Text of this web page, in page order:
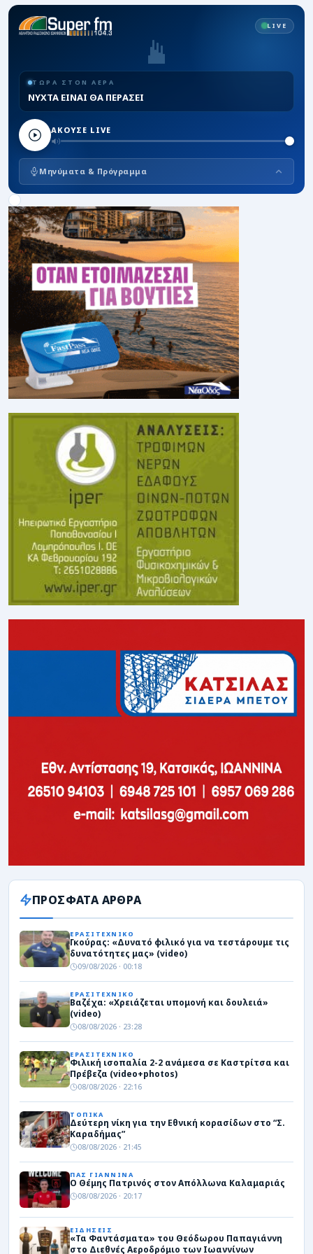
LIVE
ΤΩΡΑ ΣΤΟΝ ΑΕΡΑ
ΝΥΧΤΑ ΕΙΝΑΙ ΘΑ ΠΕΡΑΣΕΙ
ΑΚΟΥΣΕ LIVE
Μηνύματα & Πρόγραμμα
ΠΡΟΣΦΑΤΑ ΑΡΘΡΑ
ΕΡΑΣΙΤΕΧΝΙΚΟ
Γκούρας: «Δυνατό φιλικό για να τεστάρουμε τις
δυνατότητες μας» (video)
09/08/2026 · 00:18
ΕΡΑΣΙΤΕΧΝΙΚΟ
Βαζέχα: «Χρειάζεται υπομονή και δουλειά»
(video)
08/08/2026 · 23:28
ΕΡΑΣΙΤΕΧΝΙΚΟ
Φιλική ισοπαλία 2-2 ανάμεσα σε Καστρίτσα και
Πρέβεζα (video+photos)
08/08/2026 · 22:16
ΤΟΠΙΚΑ
Δεύτερη νίκη για την Εθνική κορασίδων στο “Σ.
Καραδήμας”
08/08/2026 · 21:45
ΠΑΣ ΓΙΑΝΝΙΝΑ
Ο Θέμης Πατρινός στον Απόλλωνα Καλαμαριάς
08/08/2026 · 20:17
ΕΙΔΗΣΕΙΣ
«Τα Φαντάσματα» του Θεόδωρου Παπαγιάννη
στο Διεθνές Αεροδρόμιο των Ιωαννίνων